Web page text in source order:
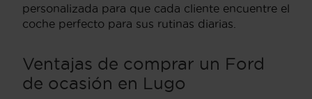
personalizada para que cada cliente encuentre el
coche perfecto para sus rutinas diarias.
Ventajas de comprar un Ford
de ocasión en Lugo